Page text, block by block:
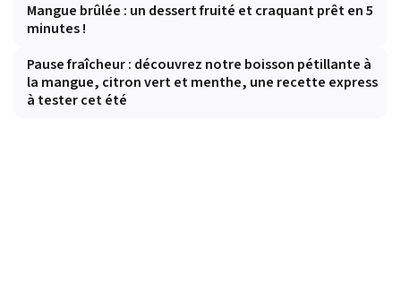
Mangue brûlée : un dessert fruité et craquant prêt en 5
minutes !
Pause fraîcheur : découvrez notre boisson pétillante à
la mangue, citron vert et menthe, une recette express
à tester cet été